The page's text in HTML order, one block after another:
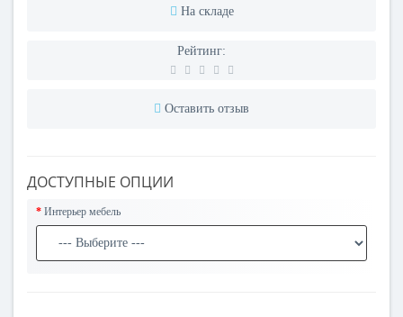
На складе
Рейтинг:
Оставить отзыв
ДОСТУПНЫЕ ОПЦИИ
Интерьер мебель